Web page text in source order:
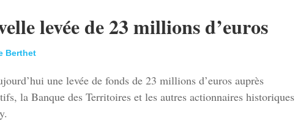
levée de 23 millions d’euros
Berthet
une levée de fonds de 23 millions d’euros auprès
la Banque des Territoires et les autres actionnaires historiques